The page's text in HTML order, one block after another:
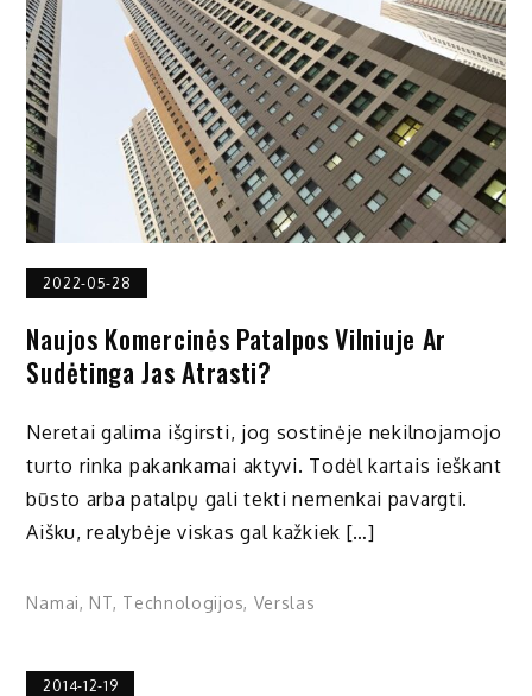
2022-05-28
Naujos Komercinės Patalpos Vilniuje Ar
Sudėtinga Jas Atrasti?
Neretai galima išgirsti, jog sostinėje nekilnojamojo
turto rinka pakankamai aktyvi. Todėl kartais ieškant
būsto arba patalpų gali tekti nemenkai pavargti.
Aišku, realybėje viskas gal kažkiek […]
Namai, NT, Technologijos, Verslas
2014-12-19